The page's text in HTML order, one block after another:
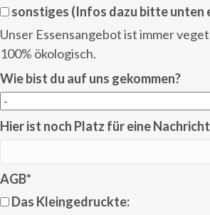
sonstiges (Infos dazu bitte unten
Unser Essensangebot ist immer
100% ökologisch.
Wie bist du auf uns gekommen?
Hier ist noch Platz für eine Nachricht
AGB*
Das Kleingedruckte: